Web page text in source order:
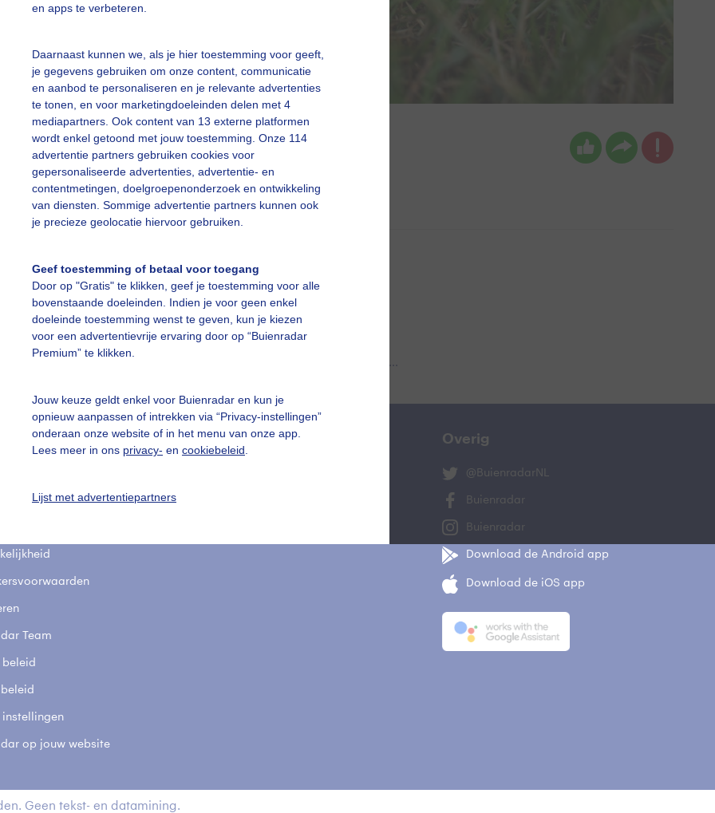
en apps te verbeteren.
Daarnaast kunnen we, als je hier toestemming voor geeft,
je gegevens gebruiken om onze content, communicatie
en aanbod te personaliseren en je relevante advertenties
te tonen, en voor marketingdoeleinden delen met 4
mediapartners. Ook content van 13 externe platformen
wordt enkel getoond met jouw toestemming. Onze 114
advertentie partners gebruiken cookies voor
gepersonaliseerde advertenties, advertentie- en
contentmetingen, doelgroepenonderzoek en ontwikkeling
van diensten. Sommige advertentie partners kunnen ook
je precieze geolocatie hiervoor gebruiken.
Geef toestemming of betaal voor toegang
Door op "Gratis" te klikken, geef je toestemming voor alle
bovenstaande doeleinden. Indien je voor geen enkel
doeleinde toestemming wenst te geven, kun je kiezen
voor een advertentievrije ervaring door op “Buienradar
Premium” te klikken.
Jouw keuze geldt enkel voor Buienradar en kun je
opnieuw aanpassen of intrekken via “Privacy-instellingen”
onderaan onze website of in het menu van onze app.
Lees meer in ons privacy- en cookiebeleid
Lijst met advertentiepartners
Mark Klos Gemaakt: 11-06-2025, 142x bekeken
vragen
Team
beleid
instellingen
op jouw website
Mijn weer Overig
@BuienradarNL
Buienradar
Buienradar
Download de Android app
Download de iOS app
Geen tekst- en datamining.